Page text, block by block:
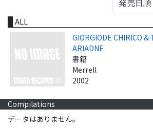
ALL
GIORGIODE CHIRICO &
ARIADNE
書籍
Merrell
2002
Compilations
データはありません。